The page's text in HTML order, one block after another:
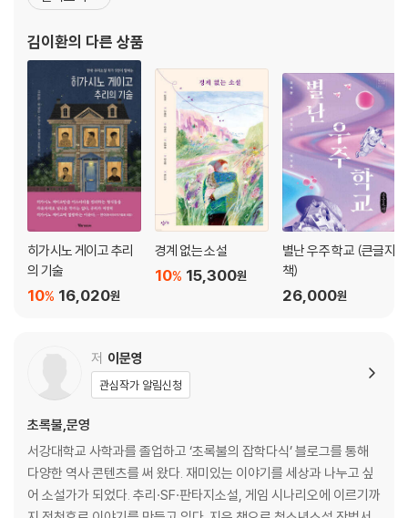
년 멀티문학상, 2011년 젊은작가상 우수상, 2017년 SF 어워드 장편
서 출간되었
김이환의 다른 상품
히가시노 게이고 추리
의 기술
16,020원
10%
경계 없는 소설
15,300원
10%
별난 우주 학교 (큰글자
책)
26,000원
저 이문영
관심작가 알림신청
초록불,문영
서강대학교 사학과를 졸업하고 ‘초록불의 잡학다식’ 블로그를 통해
다양한 역사 콘텐츠를 써 왔다. 재미있는 이야기를 세상과 나누고 싶
어 소설가가 되었다. 추리·SF·판타지소설, 게임 시나리오에 이르기까